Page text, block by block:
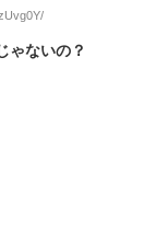
ゃないの？